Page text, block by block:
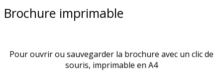
Brochure imprimable
Pour ouvrir ou sauvegarder la brochure avec un clic de
souris, imprimable en A4